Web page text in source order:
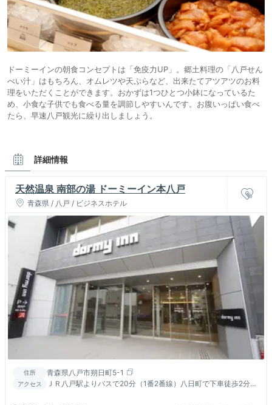
ドーミーインの朝食コンセプトは「免疫力UP」。郷土料理の「八戸せん
べい汁」はもちろん、オムレツや天ぷらなど、出来たてアツアツのお料
理をいただくことができます。おかずは1つひとつ小鉢になっているた
め、小食な子供でも食べる量を調節しやすいんです。お腹いっぱい食べ
たら、早速八戸観光に繰り出しましょう。
詳細情報
天然温泉 南部の湯 ドーミーイン本八戸
青森県 / 八戸 / ビジネスホテル
住所 青森県八戸市朔日町5-1
アクセス
ＪＲ八戸駅よりバスで20分（1番2番線）八日町で下車徒歩2分